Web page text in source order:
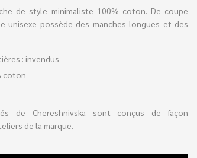
de style minimaliste 100% coton. De coupe
unisexe possède des manches longues et des
: invendus
coton
de Chereshnivska sont conçus de façon
de la marque.